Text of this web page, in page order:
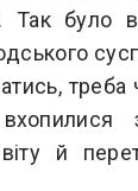
Так було
треба
й